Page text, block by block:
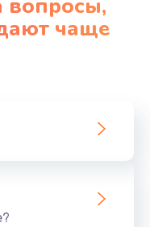
вопросы,
чаще